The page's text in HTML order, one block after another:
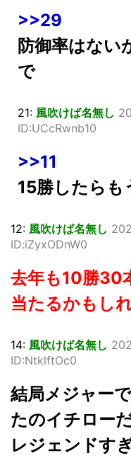
>>29
防御率はない
で
21: 風吹けば名無し
ID:UCcRwnb10
>>11
15勝したらも
12: 風吹けば名無し
ID:iZyxODnW0
去年も10勝30
当たるかもし
14: 風吹けば名無し
ID:NtklftOc0
結局メジャー
たのイチロー
レジェンドす